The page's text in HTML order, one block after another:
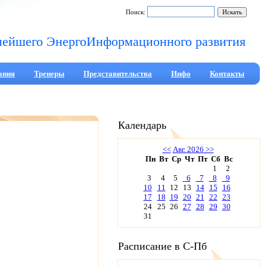
Поиск:
ЭнергоИнформационного развития
Контакты
Инфо
Представительства
Тренеры
Календарь
<< Авг. 2026 >>
Пн Вт Ср Чт Пт Сб Вс
1
2
3
4 5 6 7 8
9
10
11 12 13 14 15
16
17
18 19 20 21 22 23
24
25 26 27 28 29 30
31
Расписание в С-Пб